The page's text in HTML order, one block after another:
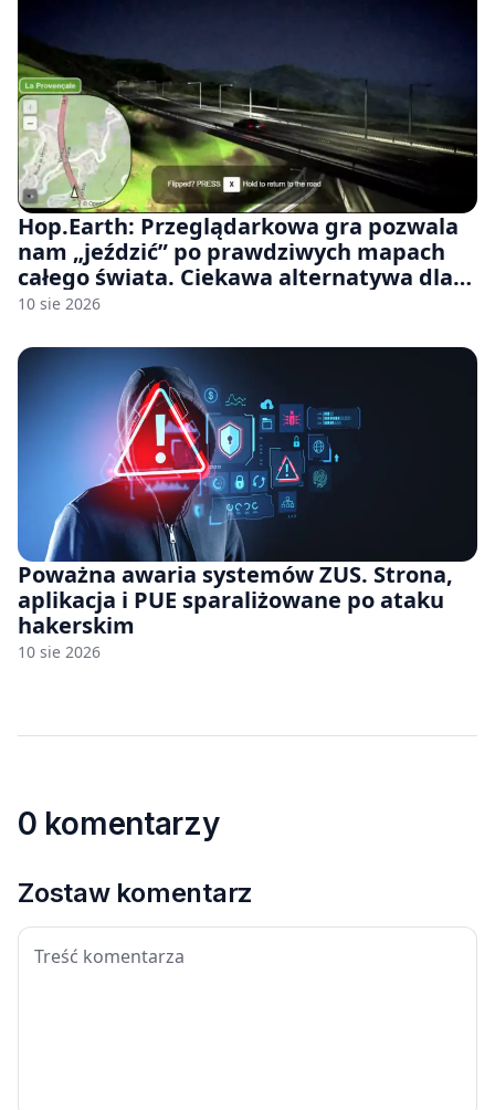
Hop.Earth: Przeglądarkowa gra pozwala
nam „jeździć” po prawdziwych mapach
całego świata. Ciekawa alternatywa dla
Google Street View
10 sie 2026
Poważna awaria systemów ZUS. Strona,
aplikacja i PUE sparaliżowane po ataku
hakerskim
10 sie 2026
0 komentarzy
Zostaw komentarz